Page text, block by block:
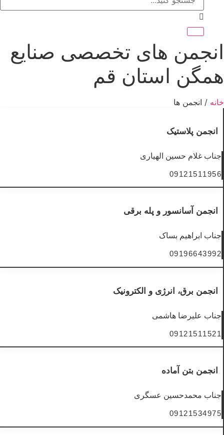
انجمن های تخصصی صنایع
همگن استان قم
خانه / انجمن ها
انجمن پلاستیک
جناب غلام حسین الهیاری
09121511956
انجمن آسانسور و پله برقی
جناب ابراهیم بساک
09196643992
انجمن برق، انرژی و الکترونیک
جناب علیرضا هاشمی
09121511521
انجمن بتن آماده
جناب محمدحسین عسگری
09121534975